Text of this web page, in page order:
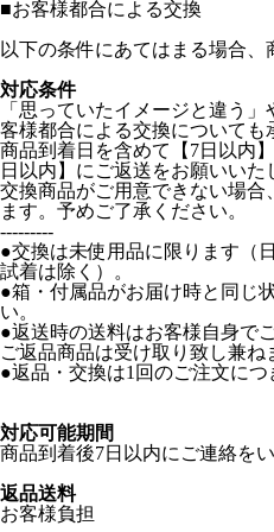
■お客様都合による交換
以下の条件にあてはまる場合、
対応条件
「思っていたイメージと違う
客様都合による交換についても
商品到着日を含めて【7日以内
日以内】にご返送をお願いいた
交換商品がご用意できない場合
ます。予めご了承ください。
---------
●交換は未使用品に限ります（
試着は除く）。
●箱・付属品がお届け時と同じ
い。
●返送時の送料はお客様自身で
ご返品商品は受け取り致し兼ね
●返品・交換は1回のご注文につ
対応可能期間
商品到着後7日以内にご連絡を
返品送料
お客様負担